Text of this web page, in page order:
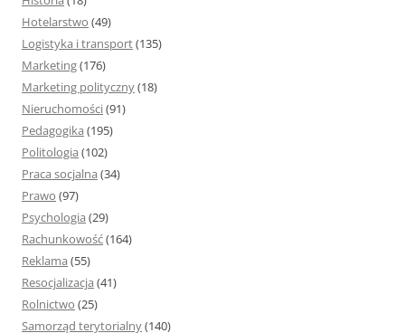
Hotelarstwo (49)
Logistyka i transport(135)
Marketing(176)
Marketing polityczny(18)
Nieruchomości(91)
Pedagogika (195)
Politologia (102)
Praca socjalna (34)
Prawo (97)
Psychologia (29)
Rachunkowość(164)
Reklama (55)
Resocjalizacja (41)
Rolnictwo (25)
Samorząd terytorialny(140)